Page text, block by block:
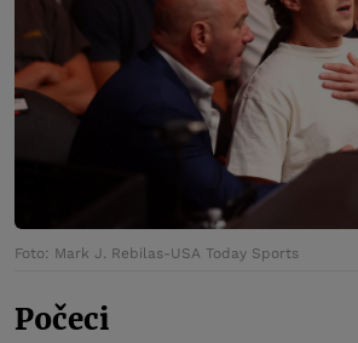
Foto: Mark J. Rebilas-USA Today Sports
Počeci